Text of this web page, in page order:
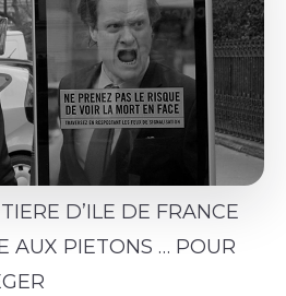
D’ILE DE FRANCE
AUX PIETONS … POUR